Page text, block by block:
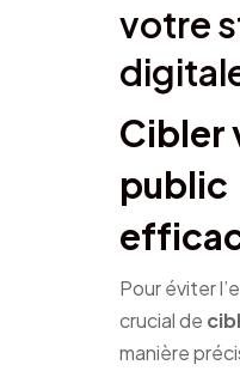
votre
Cibler
public
Pour éviter
crucial de
manière